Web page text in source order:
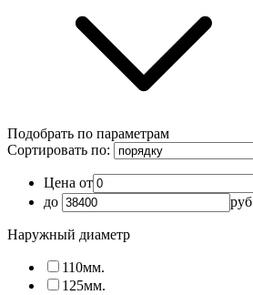
Подобрать по параметрам
Сортировать по:
Цена от
до
Наружный диаметр
110мм.
125мм.